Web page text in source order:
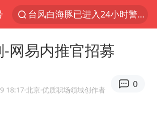
台风白海豚已进入24小时警戒线
网易内推官招募
18:17·北京·优质职场领域创作者
0